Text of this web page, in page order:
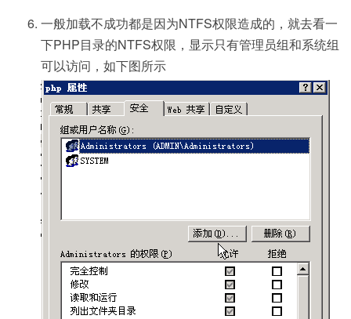
一般加载不成功都是因为NTFS权限造成的，就去看一
下PHP目录的NTFS权限，显示只有管理员组和系统组
可以访问，如下图所示